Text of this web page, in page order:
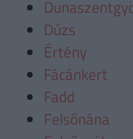
Dúzs
Értény
Fácánkert
Fadd
Felsőnána